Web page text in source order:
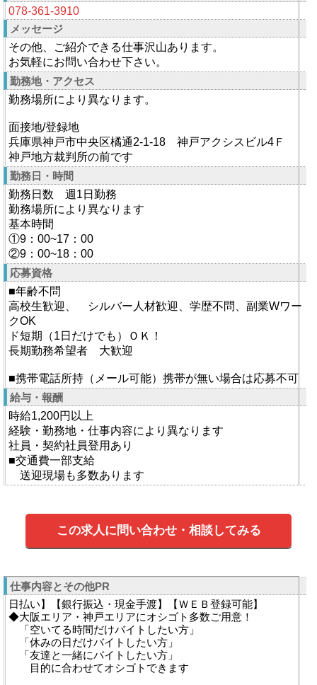
078-361-3910
メッセージ
その他、ご紹介できる仕事沢山あります。
お気軽にお問い合わせ下さい。
勤務地・アクセス
勤務場所により異なります。
面接地/登録地
兵庫県神戸市中央区橘通2-1-18 神戸アクシスビル4Ｆ
神戸地方裁判所の前です
勤務日・時間
勤務日数 週1日勤務
勤務場所により異なります
基本時間
①9：00~17：00
②9：00~18：00
応募資格
■年齢不問
高校生歓迎、 シルバー人材歓迎、学歴不問、副業Wワー
クOK
ド短期（1日だけでも）ＯＫ！
長期勤務希望者 大歓迎
■携帯電話所持（メール可能）携帯が無い場合は応募不可
給与・報酬
時給1,200円以上
経験・勤務地・仕事内容により異なります
社員・契約社員登用あり
■交通費一部支給
送迎現場も多数あります
この求人に問い合わせ・相談してみる
仕事内容とその他PR
日払い】【銀行振込・現金手渡】【ＷＥＢ登録可能】
◆大阪エリア・神戸エリアにオシゴト多数ご用意！
「空いてる時間だけバイトしたい方」
「休みの日だけバイトしたい方」
「友達と一緒にバイトしたい方」
目的に合わせてオシゴトできます